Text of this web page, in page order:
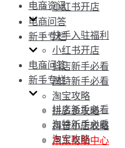
小红书开店
电商问答
新手专栏
抖店新手必看
淘特新手必看
淘宝攻略
拼多多攻略
抖音小店攻略
京东帮助中心
电商资讯
快手入驻福利
小红书开店
电商问答
新手专栏
抖店新手必看
淘特新手必看
淘宝攻略